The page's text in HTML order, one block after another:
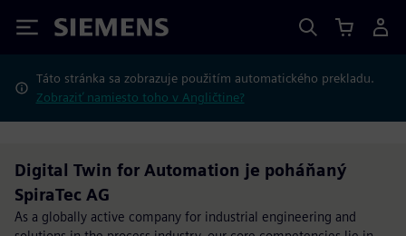
Siemens
Táto stránka sa zobrazuje použitím automatického prekladu.
Zobraziť namiesto toho v Angličtine?
Digital Twin for Automation je poháňaný
SpiraTec AG
As a globally active company for industrial engineering and